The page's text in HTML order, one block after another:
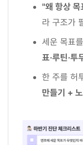
"왜 항상
라 구조가
세운 목표
표·루틴·투
한 주를 허
만들기 +